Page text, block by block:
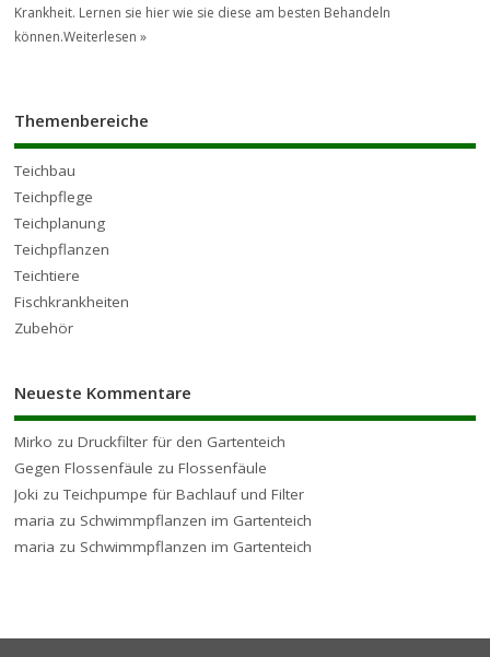
Krankheit. Lernen sie hier wie sie diese am besten Behandeln
können.Weiterlesen »
Themenbereiche
Teichbau
Teichpflege
Teichplanung
Teichpflanzen
Teichtiere
Fischkrankheiten
Zubehör
Neueste Kommentare
Mirko zuDruckfilter für den Gartenteich
Gegen Flossenfäule zuFlossenfäule
Joki zuTeichpumpe für Bachlauf und Filter
maria zu Schwimmpflanzen im Gartenteich
maria zu Schwimmpflanzen im Gartenteich